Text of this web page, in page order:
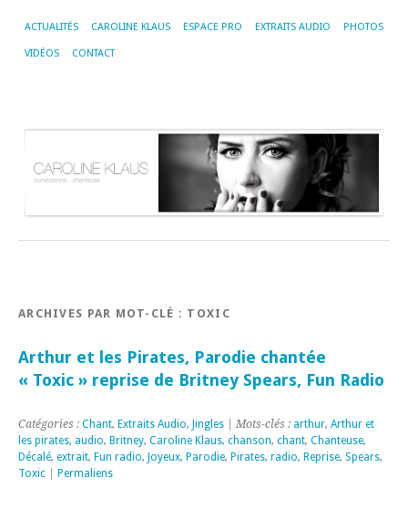
ACTUALITÉS CAROLINE KLAUS ESPACE PRO EXTRAITS AUDIO PHOTOS
VIDÉOS CONTACT
ARCHIVES PAR MOT-CLÉ : TOXIC
Arthur et les Pirates, Parodie chantée
« Toxic » reprise de Britney Spears, Fun Radio
Catégories : Chant, Extraits Audio, Jingles | Mots-clés : arthur, Arthur et
les pirates, audio, Britney, Caroline Klaus, chanson, chant, Chanteuse,
Décalé, extrait, Fun radio, Joyeux, Parodie, Pirates, radio, Reprise, Spears,
Toxic
Permaliens